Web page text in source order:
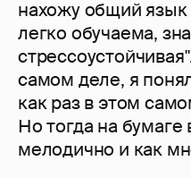
нахожу общий
легко обучаема,
самом деле, я
как раз в этом
Но тогда на бумаге
мелодично и как